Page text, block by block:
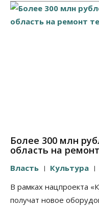
Более 300 млн
область на
Власть Культура
В рамках нацпроекта
получат новое